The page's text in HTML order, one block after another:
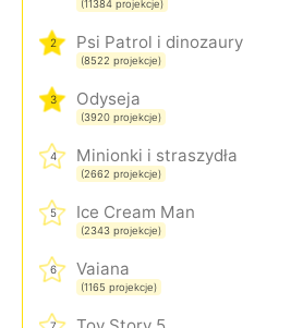
(11384 projekcje)
2 Psi Patrol i dinozaury
(8522 projekcje)
3 Odyseja
(3920 projekcje)
4 Minionki i straszydła
(2662 projekcje)
5 Ice Cream Man
(2343 projekcje)
6 Vaiana
(1165 projekcje)